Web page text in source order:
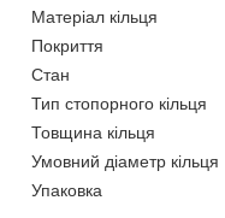
Матеріал кільця
Покриття
Стан
Тип стопорного кільця
Товщина кільця
Умовний діаметр кільця
Упаковка